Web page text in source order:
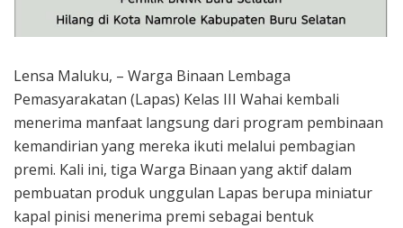
Lensa Maluku, – Warga Binaan Lembaga
Pemasyarakatan (Lapas) Kelas III Wahai kembali
menerima manfaat langsung dari program pembinaan
kemandirian yang mereka ikuti melalui pembagian
premi. Kali ini, tiga Warga Binaan yang aktif dalam
pembuatan produk unggulan Lapas berupa miniatur
kapal pinisi menerima premi sebagai bentuk